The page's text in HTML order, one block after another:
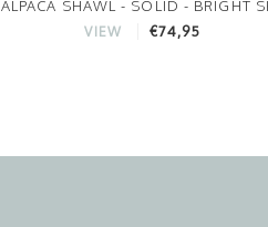
ALPACA SHAWL - SOLID - BRIGHT
VIEW €74,95